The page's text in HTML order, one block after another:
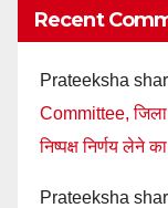
Recent
Prateeksha
Committee,
निष्पक्ष निर्णय लेने
Prateeksha